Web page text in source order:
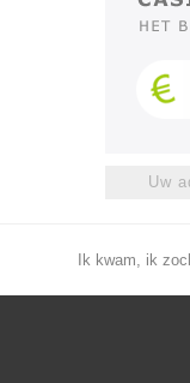
Uw
Ik kwam, ik